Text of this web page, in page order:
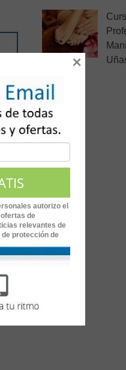
autorizo el
de
relevantes de
protección de
×